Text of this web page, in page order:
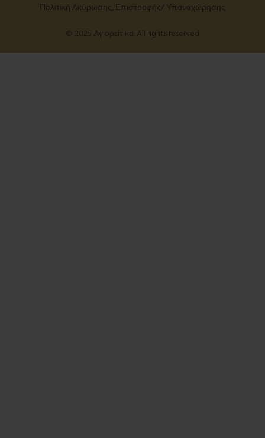
Πολιτική Ακύρωσης, Επιστροφής/ Υπαναχώρησης
© 2025 Αγιορείτικα. All rights reserved